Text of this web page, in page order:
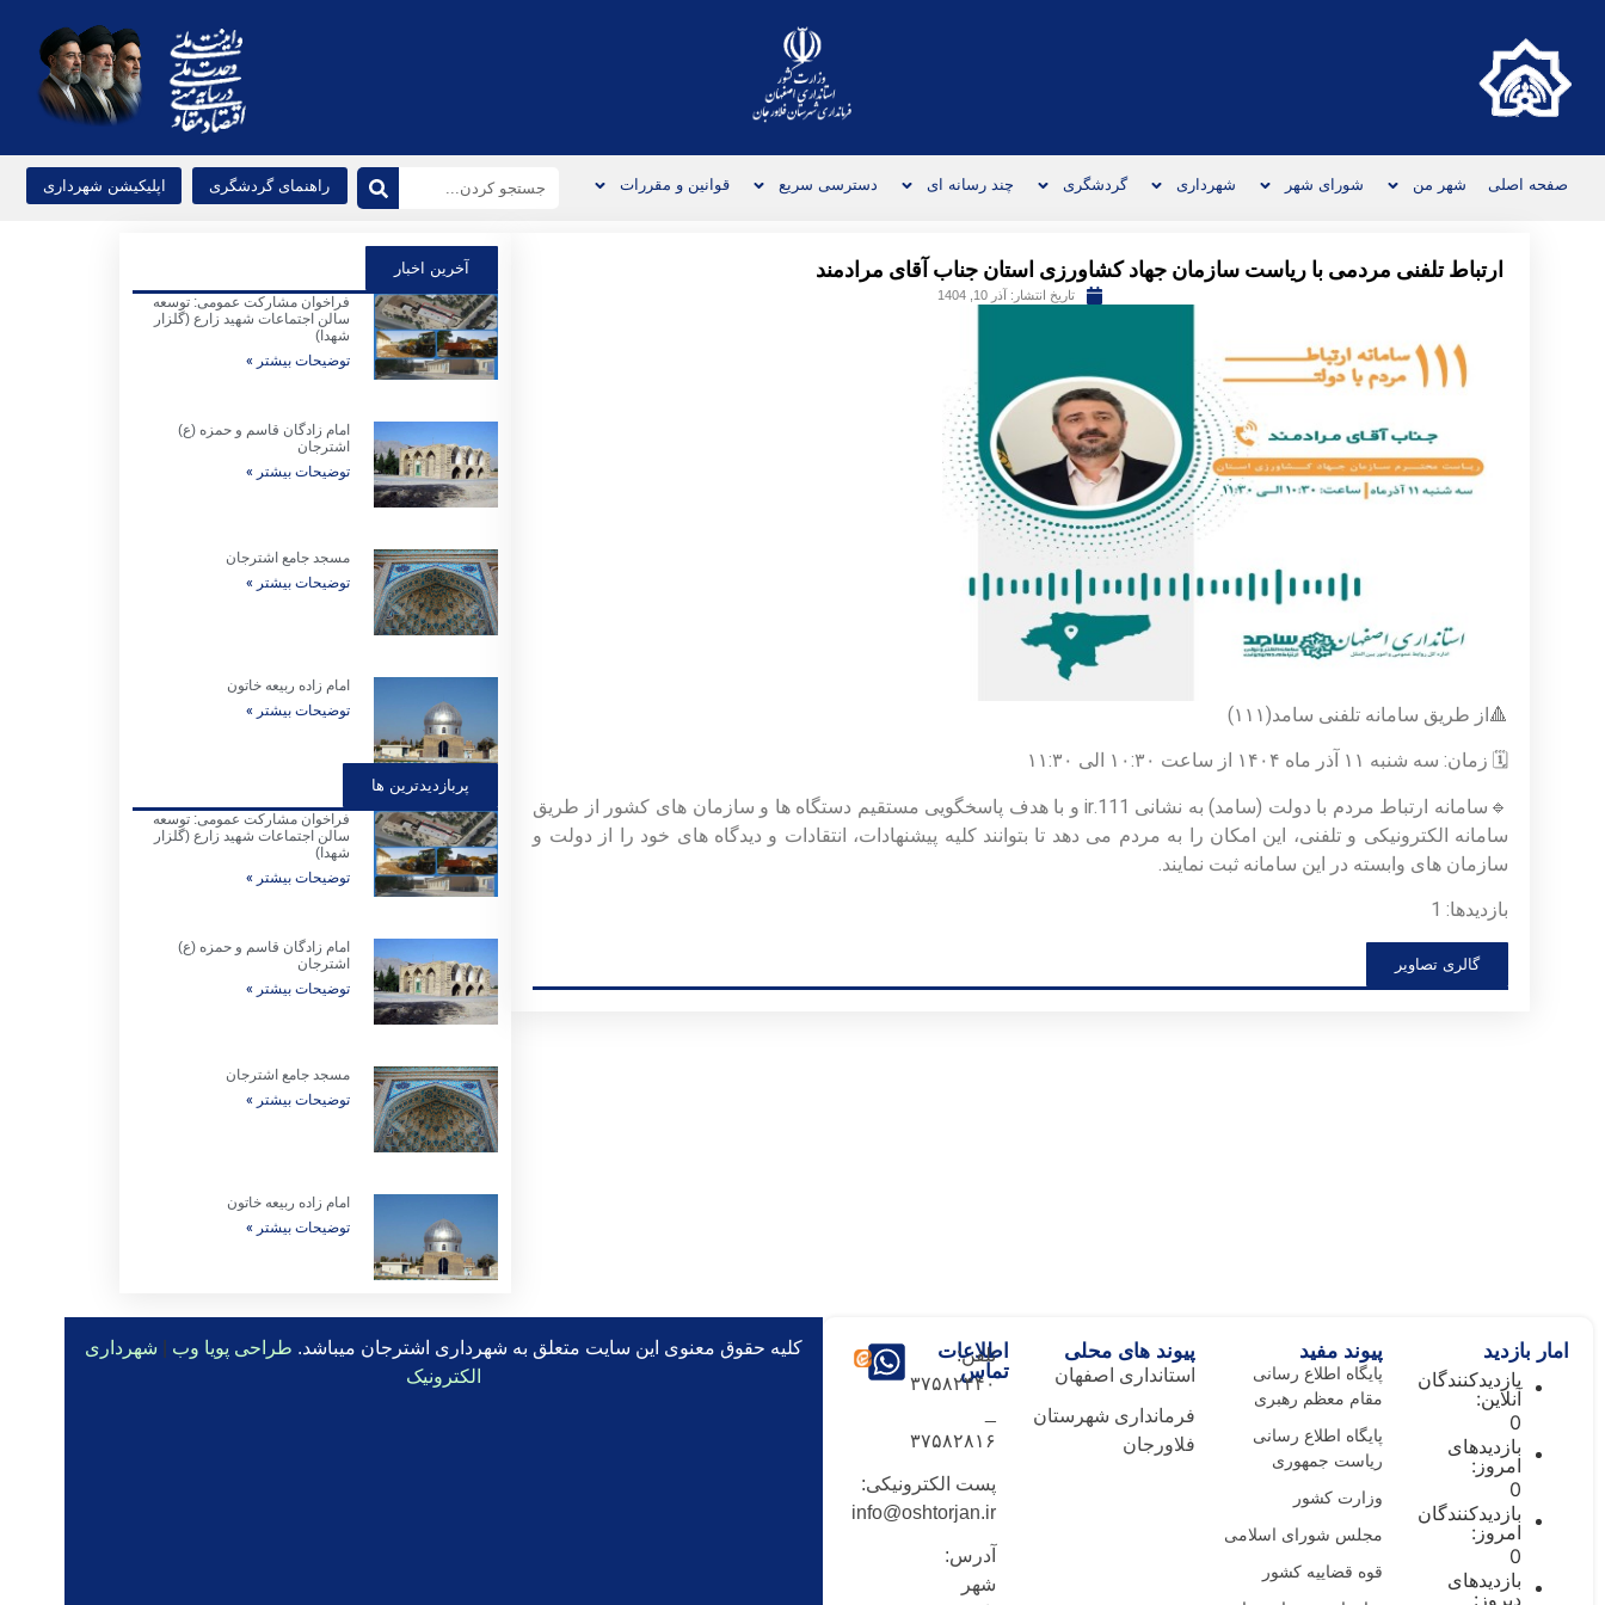
صفحه اصلی شهر من شورای شهر شهرداری گردشگری چند رسانه ای دسترسی سریع قوانین و مقررات راهنمای گردشگری اپلیکیشن شهرداری
ارتباط تلفنی مردمی با ریاست سازمان جهاد کشاورزی استان جناب آقای مرادمند
تاریخ انتشار: آذر 10, 1404
🔺از طریق سامانه تلفنی سامد(۱۱۱)
🗓 زمان: سه شنبه ۱۱ آذر ماه ۱۴۰۴ از ساعت ۱۰:۳۰ الی ۱۱:۳۰
🔹سامانه ارتباط مردم با دولت (سامد) به نشانی 111.ir و با هدف پاسخگویی مستقیم دستگاه ها و سازمان های کشور از طریق
سامانه الکترونیکی و تلفنی، این امکان را به مردم می دهد تا بتوانند کلیه پیشنهادات، انتقادات و دیدگاه های خود را از دولت و
سازمان های وابسته در این سامانه ثبت نمایند.
بازدیدها: 1
گالری تصاویر
آخرین اخبار
فراخوان مشارکت عمومی: توسعه
سالن اجتماعات شهید زارع (گلزار
شهدا)
توضیحات بیشتر »
امام زادگان قاسم و حمزه (ع)
اشترجان
توضیحات بیشتر »
مسجد جامع اشترجان
توضیحات بیشتر »
امام زاده ربیعه خاتون
توضیحات بیشتر »
پربازدیدترین ها
فراخوان مشارکت عمومی: توسعه
سالن اجتماعات شهید زارع (گلزار
شهدا)
توضیحات بیشتر »
امام زادگان قاسم و حمزه (ع)
اشترجان
توضیحات بیشتر »
مسجد جامع اشترجان
توضیحات بیشتر »
امام زاده ربیعه خاتون
توضیحات بیشتر »
امار بازدید
بازدیدکنندگان
آنلاین:
0
بازدیدهای
امروز:
0
بازدیدکنندگان
امروز:
0
بازدیدهای
دیروز:
پیوند مفید
پایگاه اطلاع رسانی
مقام معظم رهبری
پایگاه اطلاع رسانی
ریاست جمهوری
وزارت کشور
مجلس شورای اسلامی
قوه قضاییه کشور
پیوند های محلی
استانداری اصفهان
فرمانداری شهرستان
فلاورجان
اطلاعات
تماس
تلفن:
۳۷۵۸۲۴۴۰
۳۷۵۸۲۸۱۶
پست الکترونیکی:
info@oshtorjan.ir
آدرس:
شهر
کلیه حقوق معنوی این سایت متعلق به شهرداری اشترجان میباشد. طراحی پویا وب
شهرداری
الکترونیک